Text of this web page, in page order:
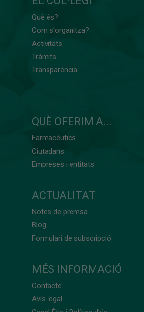
Què és?
Com s'organitza?
Activitats
Tràmits
Transparència
QUÈ OFERIM A...
Farmacèutics
Ciutadans
Empreses i entitats
ACTUALITAT
Notes de premsa
Blog
Formulari de subscripció
MÉS INFORMACIÓ
Contacte
Avís legal